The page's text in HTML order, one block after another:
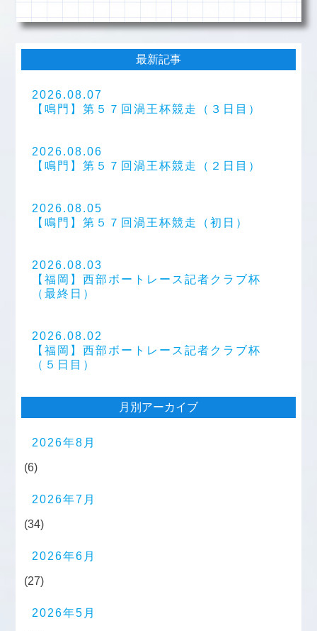
最新記事
2026.08.07
【鳴門】第５７回渦王杯競走（３日目）
2026.08.06
【鳴門】第５７回渦王杯競走（２日目）
2026.08.05
【鳴門】第５７回渦王杯競走（初日）
2026.08.03
【福岡】西部ボートレース記者クラブ杯
（最終日）
2026.08.02
【福岡】西部ボートレース記者クラブ杯
（５日目）
月別アーカイブ
2026年8月
(6)
2026年7月
(34)
2026年6月
(27)
2026年5月